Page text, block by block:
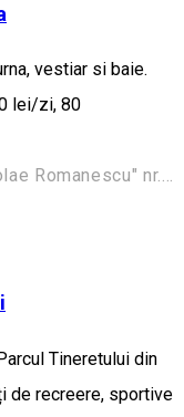
vestiar si baie.
lei/zi, 80
Str. Caracal, la Scoala Generala "Nicolae Romanescu" nr. 29, Craiova, Romania
Tineretului din
de recreere, sportive